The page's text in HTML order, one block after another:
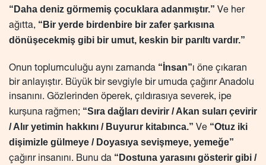
“Daha deniz görmemiş çocuklara adanmıştır.” Ve her
ağıtta, “Bir yerde birdenbire bir zafer şarkısına
dönüşecekmiş gibi bir umut, keskin bir parıltı vardır.”
Onun toplumculuğu aynı zamanda “İnsan”ı öne çıkaran
bir anlayıştır. Büyük bir sevgiyle bir umuda çağırır Anadolu
insanını. Gözlerinden öperek, çıldırasıya severek, ipe
kurşuna rağmen; “Sıra dağları devirir / Akan suları çevirir
/ Alır yetimin hakkını / Buyurur kitabınca.” Ve “Otuz iki
dişimizle gülmeye / Doyasıya sevişmeye, yemeğe”
çağırır insanını. Bunu da “Dostuna yarasını gösterir gibi /